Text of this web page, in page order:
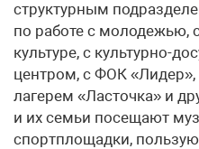
структурным
по работе с молодежью,
культуре, с культурно-
центром, с ФОК
лагерем «Ласточка» и
и их семьи посещают
спортплощадки,